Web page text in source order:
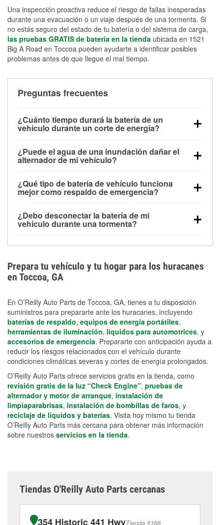
Una inspección proactiva reduce el riesgo de fallas inesperadas
durante una evacuación o un viaje después de una tormenta. Si
no estás seguro del estado de tu batería o del sistema de carga,
las pruebas GRATIS de batería en la tienda ubicada en 1521
Big A Road en Toccoa pueden ayudarte a identificar posibles
problemas antes de que llegue el mal tiempo.
Preguntas frecuentes
¿Cuánto tiempo durará la batería de un
vehículo durante un corte de energía?
alimentar pequeños accesorios durante un tiempo
limitado, pero el uso repetido sin conducir el vehículo
contar con un equipo de carga de respaldo para
cortes prolongados.
¿Puede el agua de una inundación dañar el
alternador de mi vehículo?
parte baja del compartimento del motor y pueden
dañarse si se sumergen, lo que puede provocar una
días después de la exposición.
¿Qué tipo de batería de vehículo funciona
mejor como respaldo de emergencia?
para aplicaciones de ciclo profundo porque son
selladas, resistentes a las vibraciones y más
¿Debo desconectar la batería de mi
vehículo durante una tormenta?
los daños por inundación. Evitar el agua estancada y
preparar opciones de carga de respaldo son
medidas de protección más efectivas.
Prepara tu vehículo y tu hogar para los huracanes
en Toccoa, GA
En O’Reilly Auto Parts de Toccoa, GA, tienes a tu disposición
suministros para prepararte ante los huracanes, incluyendo
baterías de respaldo, equipos de energía portátiles,
herramientas de iluminación, líquidos para automotrices, y
accesorios de emergencia. Prepararte con anticipación ayuda a
reducir los riesgos relacionados con el vehículo durante
condiciones climáticas severas y cortes de energía prolongados.
O’Reilly Auto Parts ofrece servicios gratis en la tienda, como
revisión gratis de la luz “Check Engine”, pruebas de
alternador y motor de arranque, instalación de
limpiaparabrisas, instalación de bombillas de faros, y
reciclaje de líquidos y baterías. Visita hoy mismo tu tienda
O’Reilly Auto Parts más cercana para obtener más información
sobre nuestros servicios en la tienda.
Tiendas O'Reilly Auto Parts cercanas
354 Historic 441 HwyTienda 5168